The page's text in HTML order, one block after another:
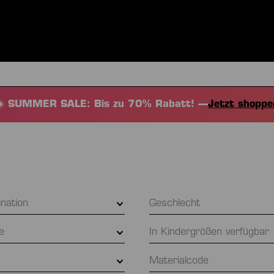
SUMMER SALE: Bis zu 70% Rabatt! —Jetzt
Geschlecht
In Kindergrößen verfügbar
Materialcode